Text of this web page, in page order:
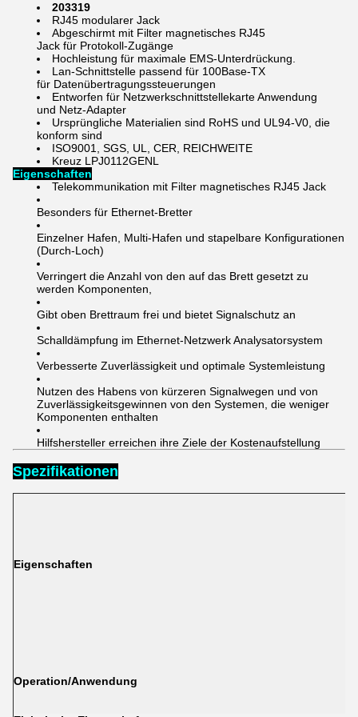
203319
RJ45 modularer Jack
Abgeschirmt mit Filter magnetisches RJ45
Jack für Protokoll-Zugänge
Hochleistung für maximale EMS-Unterdrückung.
Lan-Schnittstelle passend für 100Base-TX
für Datenübertragungssteuerungen
Entworfen für Netzwerkschnittstellekarte Anwendung
und Netz-Adapter
Ursprüngliche Materialien sind RoHS und UL94-V0, die
konform sind
ISO9001, SGS, UL, CER, REICHWEITE
Kreuz LPJ0112GENL
Eigenschaften
Telekommunikation mit Filter magnetisches RJ45 Jack
Besonders für Ethernet-Bretter
Einzelner Hafen, Multi-Hafen und stapelbare Konfigurationen
(Durch-Loch)
Verringert die Anzahl von den auf das Brett gesetzt zu
werden Komponenten,
Gibt oben Brettraum frei und bietet Signalschutz an
Schalldämpfung im Ethernet-Netzwerk Analysatorsystem
Verbesserte Zuverlässigkeit und optimale Systemleistung
Nutzen des Habens von kürzeren Signalwegen und von
Zuverlässigkeitsgewinnen von den Systemen, die weniger
Komponenten enthalten
Hilfshersteller erreichen ihre Ziele der Kostenaufstellung
Spezifikationen
Eigenschaften
Operation/Anwendung